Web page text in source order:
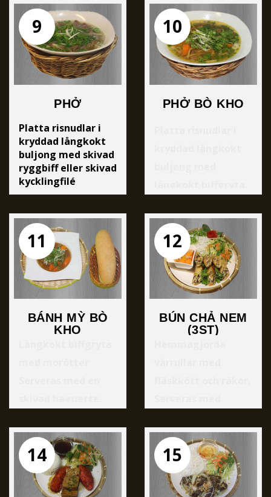
9
PHỞ
Platta risnudlar i
kryddad långkokt
buljong med skivad
ryggbiff eller skivad
kycklingfilé
*Phở chay V
grönsaksbuljong
med tofu och
grönsaker.
10
PHỞ BÒ KHO
11
BÁNH MỲ BÒ
KHO
12
BÚN CHẢ NEM
(3ST)
grönsaker och
sötsur fisksås. *Cha
nem chay V
Hemmagjorda
14 15